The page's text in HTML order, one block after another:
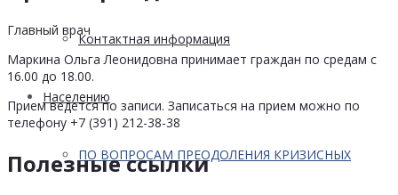
Контактная информация
Населению
ПО ВОПРОСАМ ПРЕОДОЛЕНИЯ КРИЗИСНЫХ
Главный врач
Маркина Ольга Леонидовна принимает граждан по средам с
16.00 до 18.00.
Прием ведется по записи. Записаться на прием можно по
телефону +7 (391) 212-38-38
Полезные ссылки